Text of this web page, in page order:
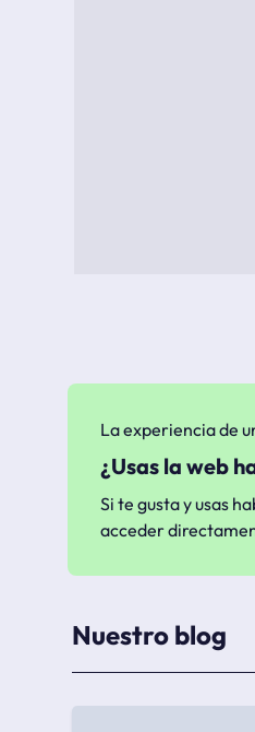
La experiencia de
¿Usas la web
Si te gusta y usas
acceder
Nuestro blog